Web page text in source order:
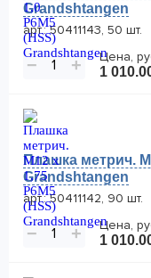
Grandshtangen
арт.: 50411143, 50 шт.
− +
Цена,
1
Плашка метрич.
Grandshtangen
арт.: 50411142, 90 шт.
− +
Цена,
1